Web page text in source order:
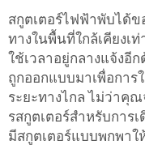
สกูตเตอร์ไฟฟ้าพับได้ข
ทางในพื้นที่ใกล้เคียงเ
ใช้เวลาอยู่กลางแจ้งอี
ถูกออกแบบมาเพื่อการ
ระยะทางไกล ไม่ว่าคุ
รสกูตเตอร์สำหรับการ
มีสกูตเตอร์แบบพกพา